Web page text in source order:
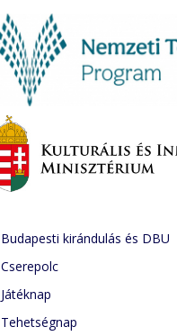
Budapesti kirándulás és DBU
Cserepolc
Játéknap
Tehetségnap